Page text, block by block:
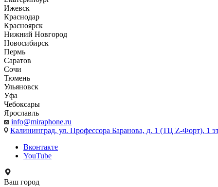
Ижевск
Краснодар
Красноярск
Нижний Новгород
Новосибирск
Пермь
Саратов
Сочи
Тюмень
Ульяновск
Уфа
Чебоксары
Ярославль
info@miraphone.ru
Калининград, ул. Профессора Баранова, д. 1 (ТЦ Z-Форт), 1
Вконтакте
YouTube
Ваш город